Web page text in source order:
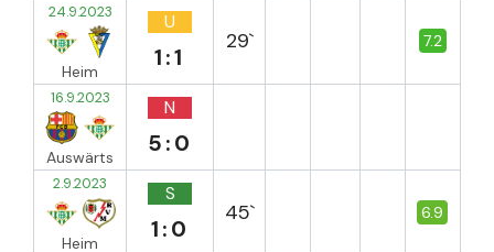
24.9.2023
Heim
U
1:1
29` 7.2
16.9.2023
Auswärts
N
5:0
2.9.2023
Heim
S
1:0
45` 6.9